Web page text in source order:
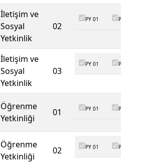
İletişim ve
Sosyal
Yetkinlik
02
PY 01 PY 02
İletişim ve
Sosyal
Yetkinlik
03
PY 01 PY 02
Öğrenme
Yetkinliği
01 PY 01 PY 02
Öğrenme
Yetkinliği
02 PY 01 PY 02